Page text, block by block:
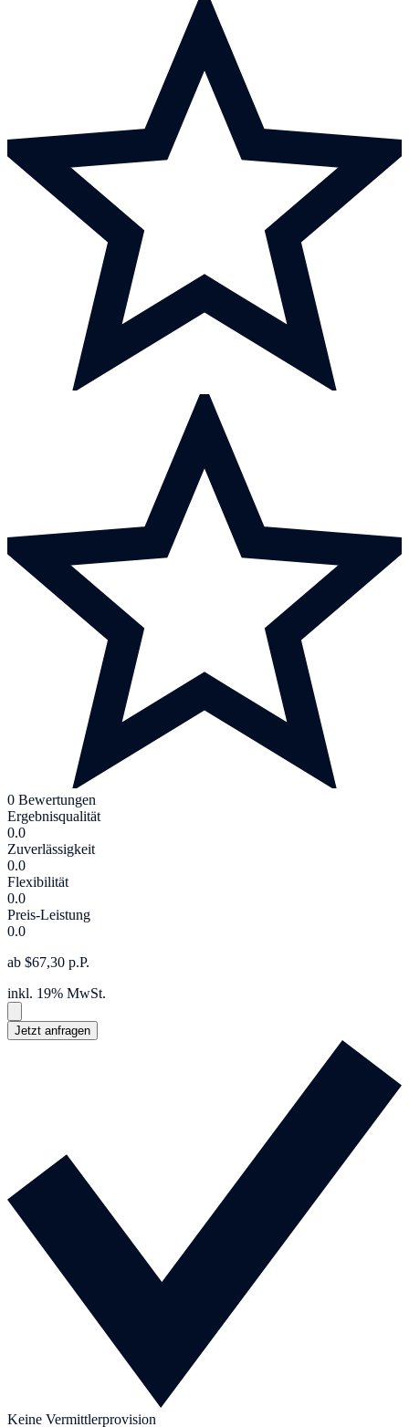
0 Bewertungen
Ergebnisqualität
0.0
Zuverlässigkeit
0.0
Flexibilität
0.0
Preis-Leistung
0.0
ab $67,30 p.P.
inkl. 19% MwSt.
Jetzt anfragen
Keine Vermittlerprovision